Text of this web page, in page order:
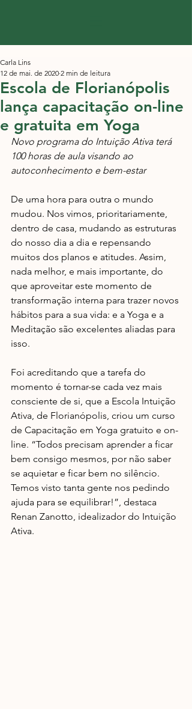
Escola de Florianópolis
lança capacitação on-line
e gratuita em Yoga
Carla Lins
12 de mai. de 2020 2 min de leitura
Novo programa do Intuição Ativa terá
100 horas de aula visando ao
autoconhecimento e bem-estar
De uma hora para outra o mundo
mudou. Nos vimos, prioritariamente,
dentro de casa, mudando as estruturas
do nosso dia a dia e repensando
muitos dos planos e atitudes. Assim,
nada melhor, e mais importante, do
que aproveitar este momento de
transformação interna para trazer novos
hábitos para a sua vida: e a Yoga e a
Meditação são excelentes aliadas para
isso.
Foi acreditando que a tarefa do
momento é tornar-se cada vez mais
consciente de si, que a Escola Intuição
Ativa, de Florianópolis, criou um curso
de Capacitação em Yoga gratuito e on-
line. “Todos precisam aprender a ficar
bem consigo mesmos, por não saber
se aquietar e ficar bem no silêncio.
Temos visto tanta gente nos pedindo
ajuda para se equilibrar!”, destaca
Renan Zanotto, idealizador do Intuição
Ativa.